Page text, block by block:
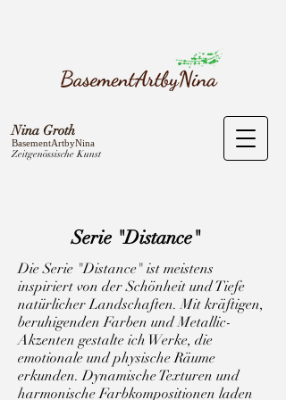
Nina Groth
BasementArtbyNina
Zeitgenössische Kunst
Serie "Distance"
Die Serie "Distance" ist meistens
inspiriert von der Schönheit und Tiefe
natürlicher Landschaften. Mit kräftigen,
beruhigenden Farben und Metallic-
Akzenten gestalte ich Werke, die
emotionale und physische Räume
erkunden. Dynamische Texturen und
harmonische Farbkompositionen laden